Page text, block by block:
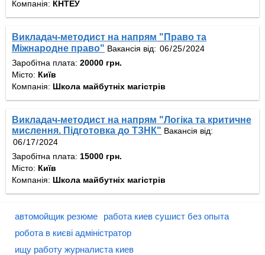
Компанія: КНТЕУ
Викладач-методист на напрям "Право та
Міжнародне право" Вакансія від:
Заробітна плата: 20000 грн.
Місто: Київ
Компанія: Школа майбутніх магістрів
Викладач-методист на напрям "Логіка та критичне
мислення. Підготовка до ТЗНК" Вакансія від:
Заробітна плата: 15000 грн.
Місто: Київ
Компанія: Школа майбутніх магістрів
автомойщик резюме
работа киев сушист без опыта
робота в києві адміністратор
ищу работу журналиста киев